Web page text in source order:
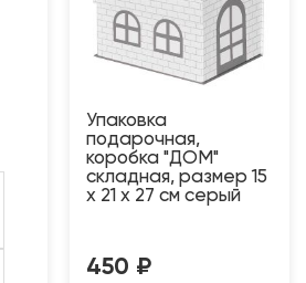
Упаковка
подарочная,
коробка "ДОМ"
складная, размер 15
x 21 x 27 см серый
450 ₽